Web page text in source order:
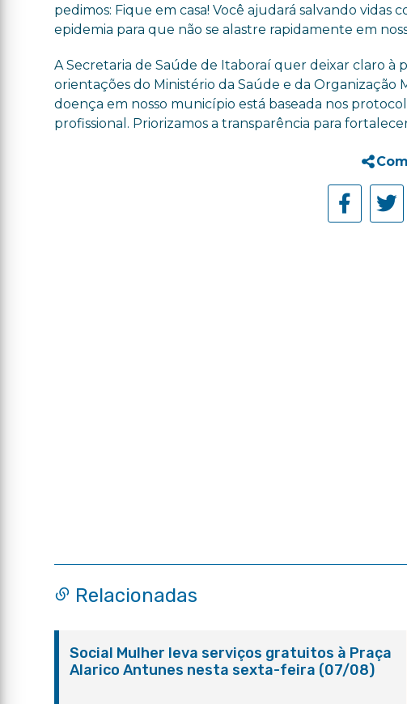
pedimos: Fique em casa! Você ajudará salvando vidas
epidemia para que não se alastre rapidamente em
A Secretaria de Saúde de Itaboraí quer deixar claro à
orientações do Ministério da Saúde e da Organização
doença em nosso município está baseada nos
profissional. Priorizamos a transparência para
Relacionadas
Social Mulher leva serviços gratuitos à Praça
Alarico Antunes nesta sexta-feira (07/08)